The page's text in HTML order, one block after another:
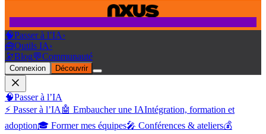
🧠Passer à l’IA›
🧰Outils IA›
🔭Blog💬Communauté
Connexion Découvrir
🧠Passer à l’IA
⚡ Passer à l’IA 🤖 Embaucher une IAIntégration, formation et
adoption🎓 Former mes équipes🎤 Conférences & ateliers💰